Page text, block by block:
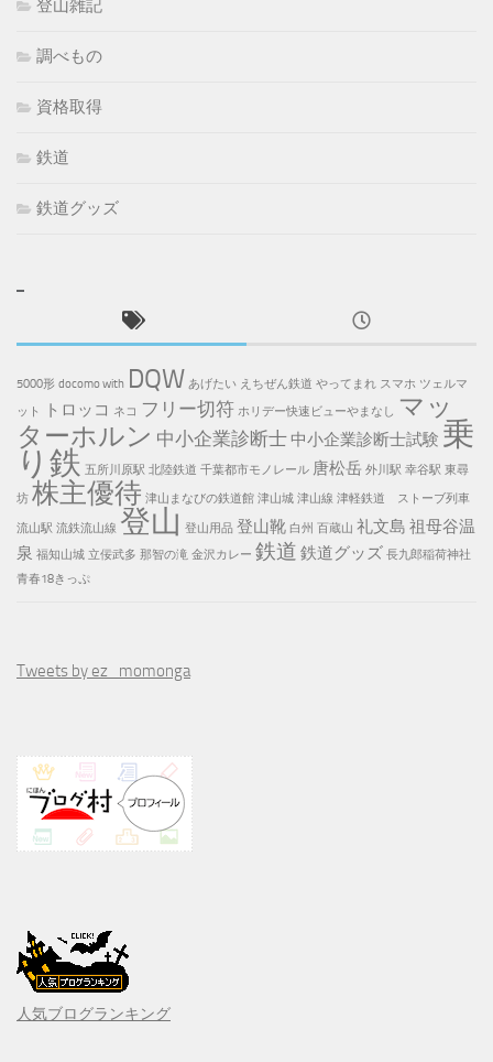
登山雑記
調べもの
資格取得
鉄道
鉄道グッズ
5000形 docomo with DQW あげたい えちぜん鉄道 やってまれ スマホ ツェルマ
ット
トロッコ ネコ フリー切符 ホリデー快速ビューやまなし マッ
ターホルン 中小企業診断士 中小企業診断士試験 乗
り鉄 五所川原駅 北陸鉄道 千葉都市モノレール 唐松岳 外川駅 幸谷駅 東尋
坊 株主優待 津山まなびの鉄道館 津山城 津山線 津軽鉄道 ストーブ列車
流山駅 流鉄流山線 登山 登山用品 登山靴 白州 百蔵山 礼文島 祖母谷温
泉 福知山城 立佞武多 那智の滝 金沢カレー 鉄道 鉄道グッズ 長九郎稲荷神社
青春18きっぷ
Tweets by ez_momonga
人気ブログランキング